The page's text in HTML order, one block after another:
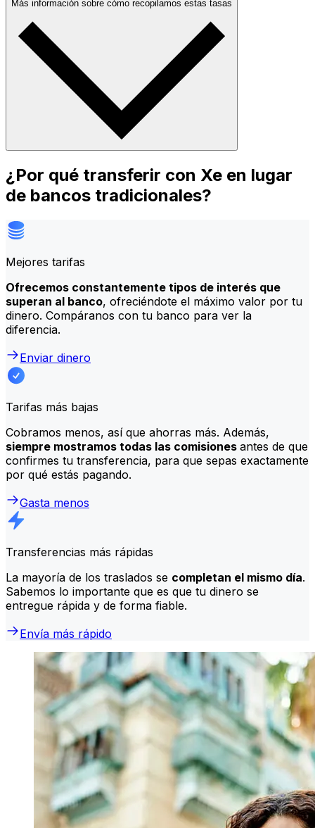
Más información sobre cómo recopilamos estas tasas
¿Por qué transferir con Xe en lugar
de bancos tradicionales?
Mejores tarifas
Ofrecemos constantemente tipos de interés que
superan al banco, ofreciéndote el máximo valor por tu
dinero. Compáranos con tu banco para ver la
diferencia.
Enviar dinero
Tarifas más bajas
Cobramos menos, así que ahorras más. Además,
siempre mostramos todas las comisiones antes de que
confirmes tu transferencia, para que sepas exactamente
por qué estás pagando.
Gasta menos
Transferencias más rápidas
La mayoría de los traslados se completan el mismo día.
Sabemos lo importante que es que tu dinero se
entregue rápida y de forma fiable.
Envía más rápido